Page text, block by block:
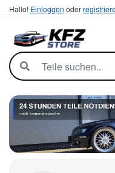
Hallo! Einloggen oder